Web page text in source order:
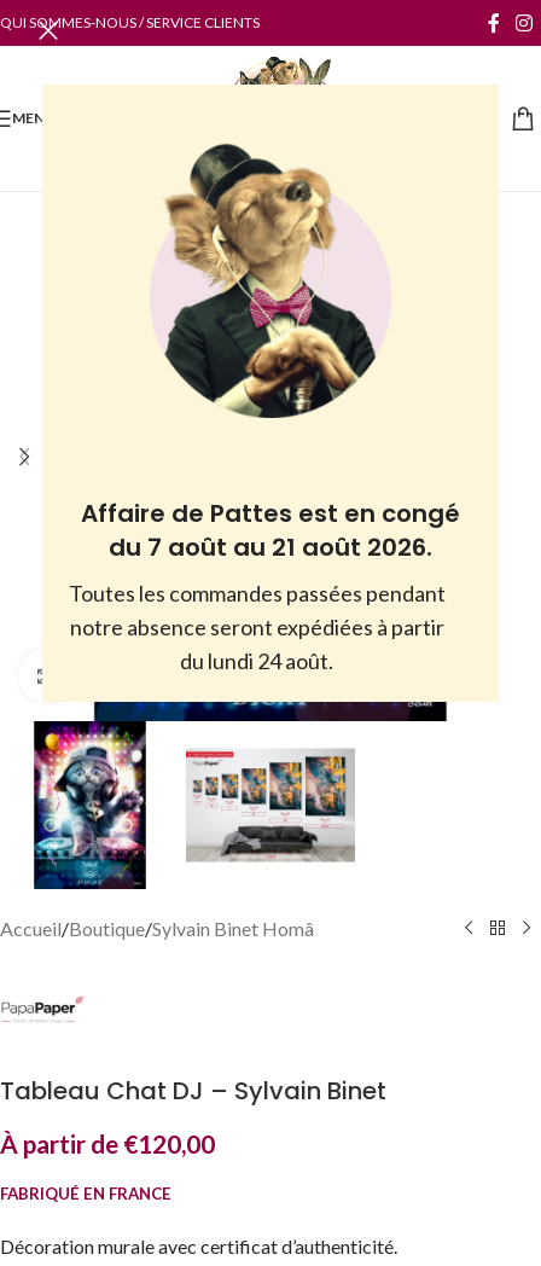
Affaire de Pattes est en congé
du 7 août au 21 août 2026.
Toutes les commandes passées pendant
notre absence seront expédiées à partir
du lundi 24 août.
QUI SOMMES-NOUS / SERVICE CLIENTS
MENU
Cliquez pour agrandir
Accueil/Boutique/Sylvain Binet Homâ
Tableau Chat DJ – Sylvain Binet
À partir de €120,00
FABRIQUÉ EN FRANCE
Décoration murale avec certificat d’authenticité.